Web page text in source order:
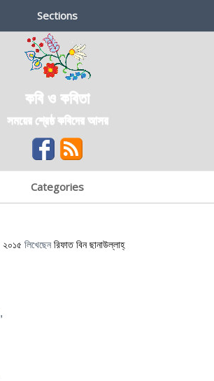
Sections
কবি ও কবিতা
সময়ের শ্রেষ্ঠ কবিদের আসর
Categories
২০১৫ লিখেছেন রিফাত বিন ছানাউল্লাহ্